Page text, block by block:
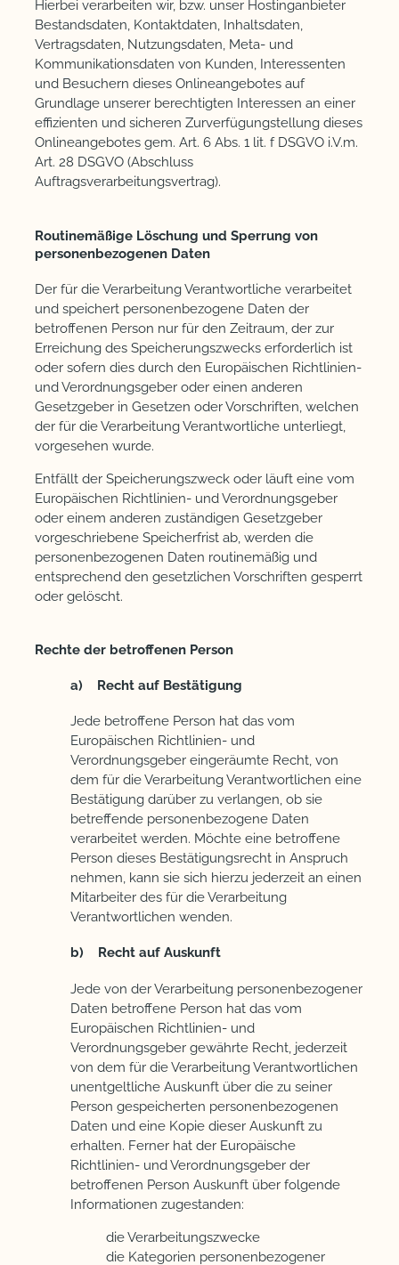
Hierbei verarbeiten wir, bzw. unser Hostinganbieter
Bestandsdaten, Kontaktdaten, Inhaltsdaten,
Vertragsdaten, Nutzungsdaten, Meta- und
Kommunikationsdaten von Kunden, Interessenten
und Besuchern dieses Onlineangebotes auf
Grundlage unserer berechtigten Interessen an einer
effizienten und sicheren Zurverfügungstellung dieses
Onlineangebotes gem. Art. 6 Abs. 1 lit. f DSGVO i.V.m.
Art. 28 DSGVO (Abschluss
Auftragsverarbeitungsvertrag).
Routinemäßige Löschung und Sperrung von
personenbezogenen Daten
Der für die Verarbeitung Verantwortliche verarbeitet
und speichert personenbezogene Daten der
betroffenen Person nur für den Zeitraum, der zur
Erreichung des Speicherungszwecks erforderlich ist
oder sofern dies durch den Europäischen Richtlinien-
und Verordnungsgeber oder einen anderen
Gesetzgeber in Gesetzen oder Vorschriften, welchen
der für die Verarbeitung Verantwortliche unterliegt,
vorgesehen wurde.
Entfällt der Speicherungszweck oder läuft eine vom
Europäischen Richtlinien- und Verordnungsgeber
oder einem anderen zuständigen Gesetzgeber
vorgeschriebene Speicherfrist ab, werden die
personenbezogenen Daten routinemäßig und
entsprechend den gesetzlichen Vorschriften gesperrt
oder gelöscht.
Rechte der betroffenen Person
a) Recht auf Bestätigung
Jede betroffene Person hat das vom
Europäischen Richtlinien- und
Verordnungsgeber eingeräumte Recht, von
dem für die Verarbeitung Verantwortlichen eine
Bestätigung darüber zu verlangen, ob sie
betreffende personenbezogene Daten
verarbeitet werden. Möchte eine betroffene
Person dieses Bestätigungsrecht in Anspruch
nehmen, kann sie sich hierzu jederzeit an einen
Mitarbeiter des für die Verarbeitung
Verantwortlichen wenden.
b) Recht auf Auskunft
Jede von der Verarbeitung personenbezogener
Daten betroffene Person hat das vom
Europäischen Richtlinien- und
Verordnungsgeber gewährte Recht, jederzeit
von dem für die Verarbeitung Verantwortlichen
unentgeltliche Auskunft über die zu seiner
Person gespeicherten personenbezogenen
Daten und eine Kopie dieser Auskunft zu
erhalten. Ferner hat der Europäische
Richtlinien- und Verordnungsgeber der
betroffenen Person Auskunft über folgende
Informationen zugestanden:
die Verarbeitungszwecke
die Kategorien personenbezogener